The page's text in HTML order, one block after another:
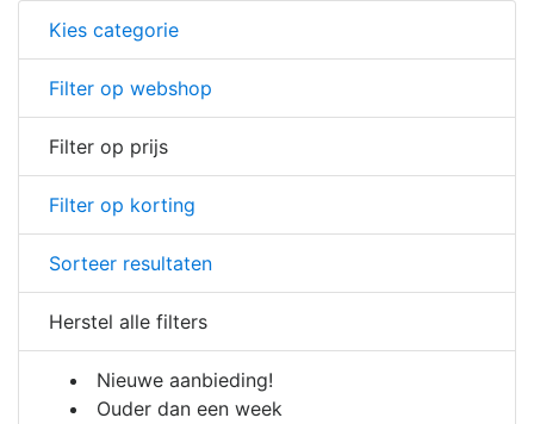
Kies categorie
Filter op webshop
Filter op prijs
Filter op korting
Sorteer resultaten
Herstel alle filters
Nieuwe aanbieding!
Ouder dan een week